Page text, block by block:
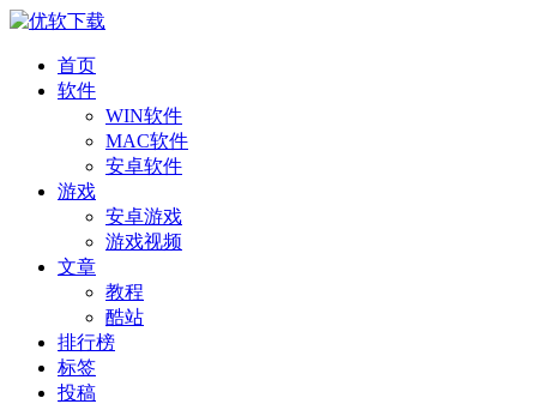
首页
软件
WIN软件
MAC软件
安卓软件
游戏
安卓游戏
游戏视频
文章
教程
酷站
排行榜
标签
投稿